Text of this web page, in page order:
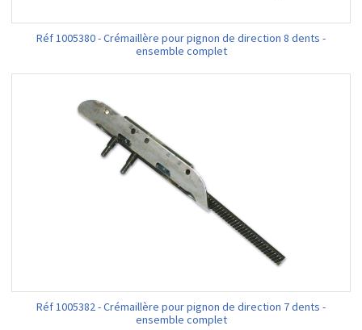
Réf 1005380 - Crémaillère pour pignon de direction 8 dents -
ensemble complet
Réf 1005382 - Crémaillère pour pignon de direction 7 dents -
ensemble complet